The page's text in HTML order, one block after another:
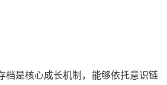
档是核心成长机制，能够依托意识链